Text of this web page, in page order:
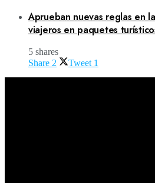
Aprueban nuevas reglas en
viajeros en paquetes
5 shares
Share 2 Tweet 1